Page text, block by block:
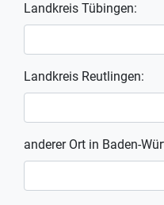
Landkreis Tübingen:
Landkreis Reutlingen:
anderer Ort in Baden-